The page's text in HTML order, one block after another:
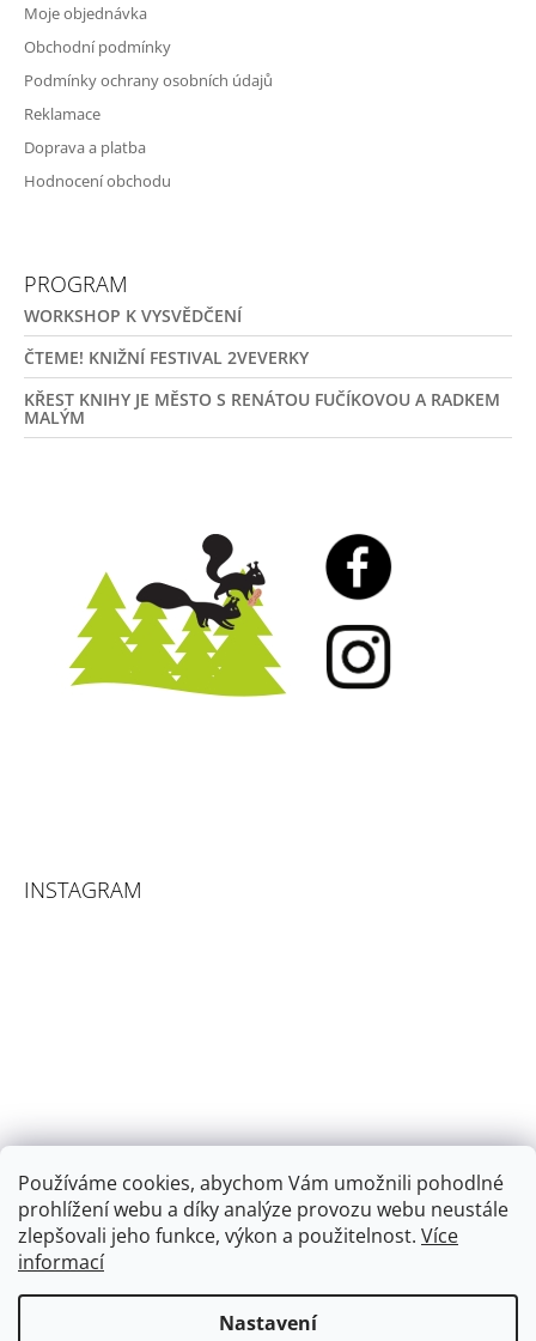
Používáme cookies, abychom Vám umožnili pohodlné
prohlížení webu a díky analýze provozu webu neustále
zlepšovali jeho funkce, výkon a použitelnost. Více
informací
Nastavení
Moje objednávka
Obchodní podmínky
Podmínky ochrany osobních údajů
Reklamace
Doprava a platba
Hodnocení obchodu
PROGRAM
WORKSHOP K VYSVĚDČENÍ
ČTEME! KNIŽNÍ FESTIVAL 2VEVERKY
KŘEST KNIHY JE MĚSTO S RENÁTOU FUČÍKOVOU A RADKEM
MALÝM
INSTAGRAM